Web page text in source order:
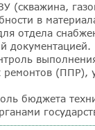
(скважина,
в
отдела
документацией.
ремонтов (ППР),
бюджета